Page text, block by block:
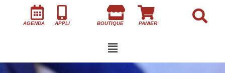
AGENDA APPLI BOUTIQUE PANIER